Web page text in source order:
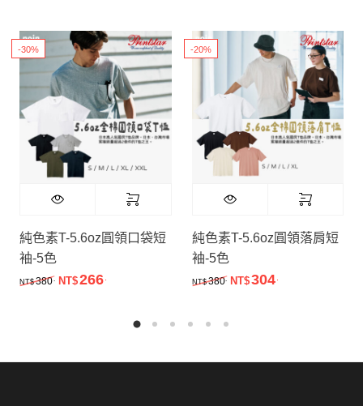
-30%
純色素T-5.6oz圓領口袋短
袖-5色
NT$ 380. 原始價格：NT$380.。
NT$266目前價格：NT$266.。
-20%
純色素T-5.6oz圓領落肩短
袖-5色
NT$ 380. 原始價格：NT$380.。
NT$304